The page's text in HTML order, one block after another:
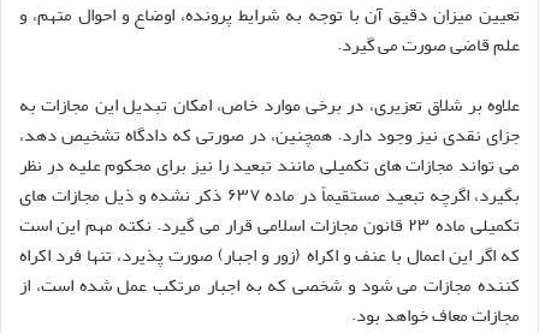
تعیین میزان دقیق آن با توجه به شرایط پرونده، اوضاع و احوال متهم، و
علم قاضی صورت می گیرد.
علاوه بر شلاق تعزیری، در برخی موارد خاص، امکان تبدیل این مجازات به
جزای نقدی نیز وجود دارد. همچنین، در صورتی که دادگاه تشخیص دهد،
می تواند مجازات های تکمیلی مانند تبعید را نیز برای محکوم علیه در نظر
بگیرد، اگرچه تبعید مستقیماً در ماده ۶۳۷ ذکر نشده و ذیل مجازات های
تکمیلی ماده ۲۳ قانون مجازات اسلامی قرار می گیرد. نکته مهم این است
که اگر این اعمال با عنف و اکراه (زور و اجبار) صورت پذیرد، تنها فرد اکراه
کننده مجازات می شود و شخصی که به اجبار مرتکب عمل شده است، از
مجازات معاف خواهد بود.